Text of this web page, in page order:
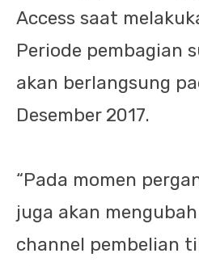
Access saat
Periode pembagian
akan berlangsung
Desember 2017.
“Pada momen
juga akan
channel pembelian